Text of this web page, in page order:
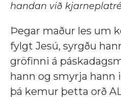
handan við
Þegar maður les um
fylgt Jesú, syrgðu
gröfinni á
hann og smyrja
þá kemur þetta orð